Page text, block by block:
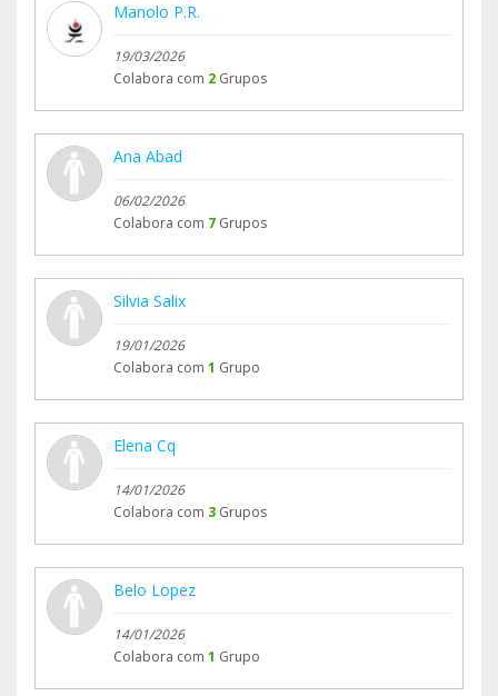
Manolo P.R.
19/03/2026
Colabora com 2 Grupos
Ana Abad
06/02/2026
Colabora com 7 Grupos
Silvia Salix
19/01/2026
Colabora com 1 Grupo
Elena Cq
14/01/2026
Colabora com 3 Grupos
Belo Lopez
14/01/2026
Colabora com 1 Grupo